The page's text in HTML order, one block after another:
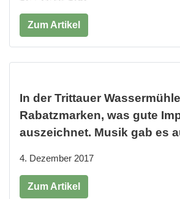
Zum Artikel
In der Trittauer
Rabatzmarken, was gute
auszeichnet. Musik gab es
4. Dezember 2017
Zum Artikel